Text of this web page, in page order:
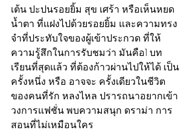
เต้น ปะปนรอยยิ้ม สุข เศร้า หรือเห็นหยด
น้ำตา ที่แฝงไปด้วยรอยยิ้ม และความทรง
จำที่ประทับใจของผู้เข้าประกวด ที่ให้
ความรู้สึกในการรับชมว่า มันคือ1 บท
เรียนที่สุดแล้ว ที่ต้องก้าวผ่านไปให้ได้ เป็น
ครั้งหนึ่ง หรือ อาจจะ ครั้งเดียวในชีวิต
ของคนที่รัก หลงไหล ปรารถนาอยากเข้า
วงการแฟชั่น พบความสนุก ดราม่า การ
สอนที่ไม่เหมือนใคร